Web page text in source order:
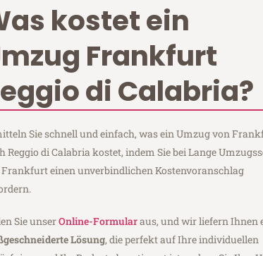
kostet ein
Frankfurt
di Calabria?
Sie schnell und einfach, was ein Umzug von
Reggio di Calabria kostet, indem Sie bei Lange
Frankfurt einen unverbindlichen Kostenvoranschlag
Sie unserOnline-Formularaus, und wir liefern Ihnen
Lösung, die perfekt auf Ihre individuellen